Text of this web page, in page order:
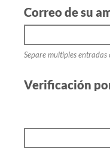
Correo de su
Separe multiples
Verificación